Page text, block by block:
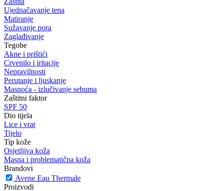
Ujednačavanje tena
Matiranje
Sužavanje pora
Zaglađivanje
Tegobe
Akne i prištići
Crvenilo i iritacije
Nepravilnosti
Perutanje i ljuskanje
Masnoća - izlučivanje sebuma
Zaštitni faktor
SPF 50
Dio tijela
Lice i vrat
Tijelo
Tip kože
Osjetljiva koža
Masna i problematična koža
Brandovi
Avene Eau Thermale
Proizvodi